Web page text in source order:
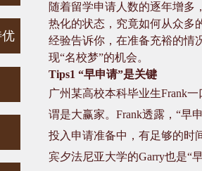
随着留学申请人数的逐年增多
热化的状态，究竟如何从众多
经验告诉你，在准备充裕的情
现“名校梦”的机会。
Tips1 “早申请”是关键
广州某高校本科毕业生Frank一
谓是大赢家。 Frank透露，“早
投入申请准备中，有足够的时
宾夕法尼亚大学的Garry也是“